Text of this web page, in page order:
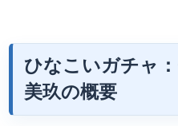
ひなこいガチャ
美玖の概要